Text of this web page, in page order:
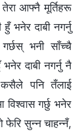
आफ्नै मूर्तिहरू
भनेर दाबी नगर्नु
भनी साँच्चै
दाबी नगर्नु नै
कसैले पनि तँलाई
विश्‍वास गर्छु भनेर
सुन्न चाहन्‍नँ,